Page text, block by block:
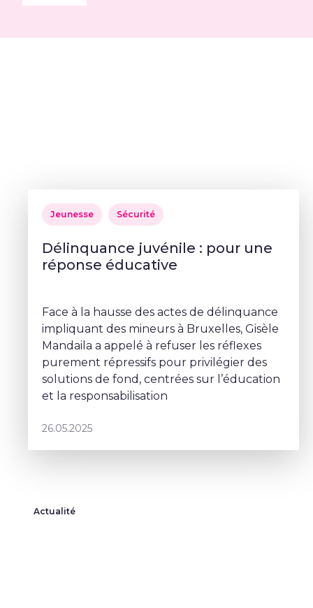
Jeunesse Sécurité
Délinquance juvénile : pour une
réponse éducative
Face à la hausse des actes de délinquance
impliquant des mineurs à Bruxelles, Gisèle
Mandaila a appelé à refuser les réflexes
purement répressifs pour privilégier des
solutions de fond, centrées sur l’éducation
et la responsabilisation
26.05.2025
Actualité